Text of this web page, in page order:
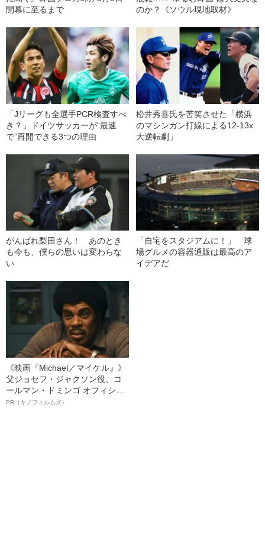
開幕に至るまで
のか？《ソウル現地取材》
「Jリーグも全選手PCR検査すべ
き？」ドイツサッカーが“最速
で”再開できる3つの理由
松井秀喜氏を苦笑させた「横浜
のマシンガン打線による12-13x
大逆転劇」
がんばれ梨田さん！ あのとき
も今も、僕らの思いは変わらな
い
「自宅をスタジアムに！」 球
場グルメの容器通販は最高のア
イデアだ
《映画『Michael／マイケル』》
父ジョセフ・ジャクソン役、コ
ールマン・ドミンゴ オフィシャ
ルインタビュー“観客を魅了した
PR（キノフィルムズ）